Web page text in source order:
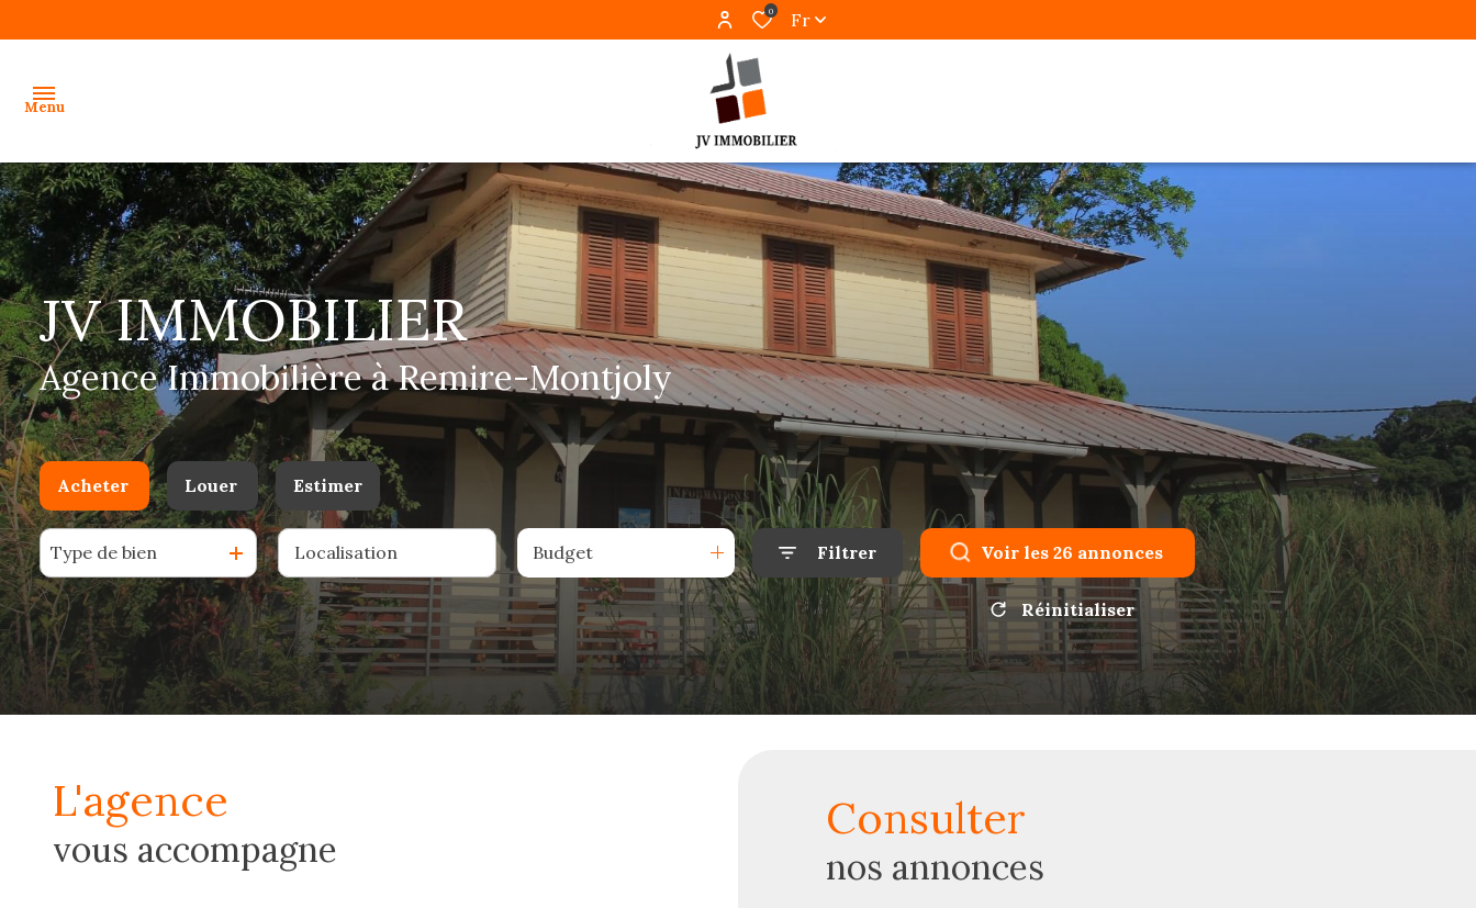
0 Fr
Menu
accueil
ventes
locations
gestion
programmes
neufs
alerte
e-
mail
estimation
contact
JV IMMOBILIER
Agence Immobilière à Remire-Montjoly
Acheter
De l'ancien
Du neuf
De l'immo pro
Louer
à l'année
De l'immo pro
Estimer
Type de bien Budget Filtrer Voir les 26 annonces
Réinitialiser
consulter
nos annonces
l'agence
vous accompagne